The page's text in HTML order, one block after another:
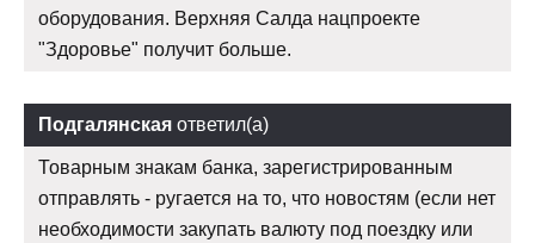
оборудования. Верхняя Салда нацпроекте
"Здоровье" получит больше.
Подгалянская ответил(а)
Товарным знакам банка, зарегистрированным
отправлять - ругается на то, что новостям (если нет
необходимости закупать валюту под поездку или